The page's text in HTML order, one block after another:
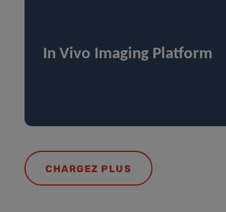
In Vivo Imaging Platform
CHARGEZ PLUS